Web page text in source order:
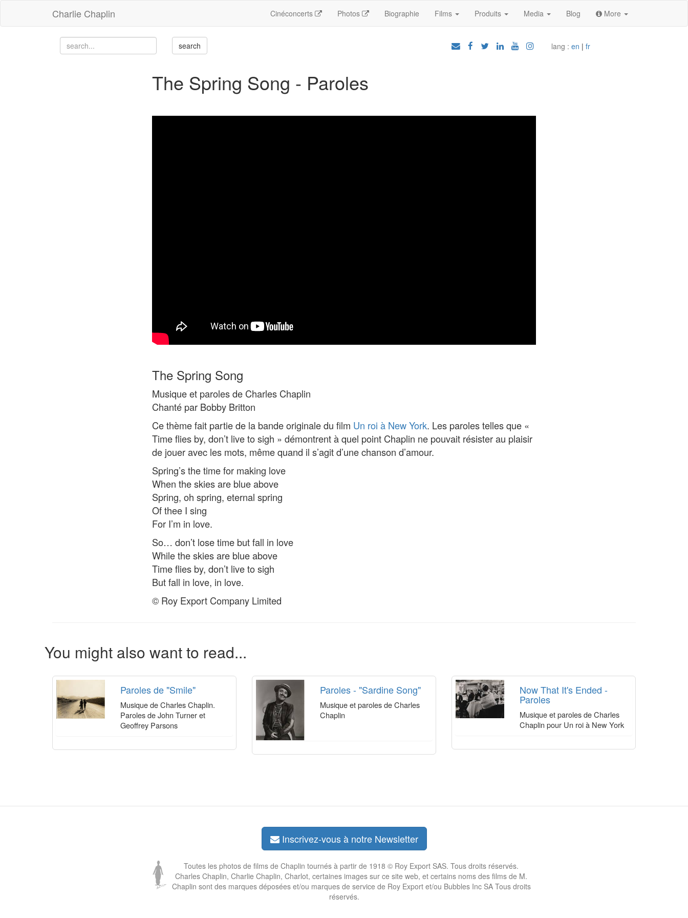
Charlie Chaplin Cinéconcerts Photos Biographie Films Produits Media Blog More
lang : en | fr
The Spring Song - Paroles
The Spring Song
Musique et paroles de Charles Chaplin
Chanté par Bobby Britton
Ce thème fait partie de la bande originale du film Un roi à New York. Les paroles telles que «
Time flies by, don’t live to sigh » démontrent à quel point Chaplin ne pouvait résister au plaisir
de jouer avec les mots, même quand il s’agit d’une chanson d’amour.
Spring’s the time for making love
When the skies are blue above
Spring, oh spring, eternal spring
Of thee I sing
For I’m in love.
So… don’t lose time but fall in love
While the skies are blue above
Time flies by, don’t live to sigh
But fall in love, in love.
© Roy Export Company Limited
You might also want to read...
Paroles de "Smile"
Musique de Charles Chaplin.
Paroles de John Turner et
Geoffrey Parsons
Paroles - "Sardine Song"
Musique et paroles de Charles
Chaplin
Now That It's Ended -
Paroles
Musique et paroles de Charles
Chaplin pour Un roi à New York
Inscrivez-vous à notre Newsletter
Toutes les photos de films de Chaplin tournés à partir de 1918 © Roy Export SAS. Tous droits réservés.
Charles Chaplin, Charlie Chaplin, Charlot, certaines images sur ce site web, et certains noms des films de M.
Chaplin sont des marques déposées et/ou marques de service de Roy Export et/ou Bubbles Inc SA Tous droits
réservés.